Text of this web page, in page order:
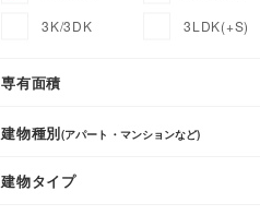
3K/3DK
3LDK(+S)
専有面積
建物種別(アパート・マンションなど)
建物タイプ